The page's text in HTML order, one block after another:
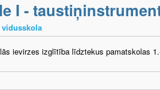
I -
vidusskola
ievirzes izglītība līdztekus pamatskolas